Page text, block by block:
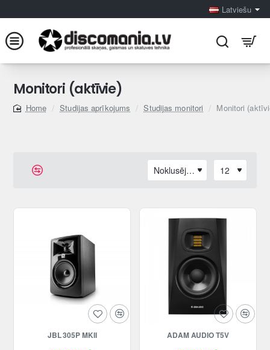
Latviešu
Monitori (aktīvie)
home
Studijas aprīkojums Studijas monitori Monitori
JBL 305P MKII ADAM AUDIO T5V